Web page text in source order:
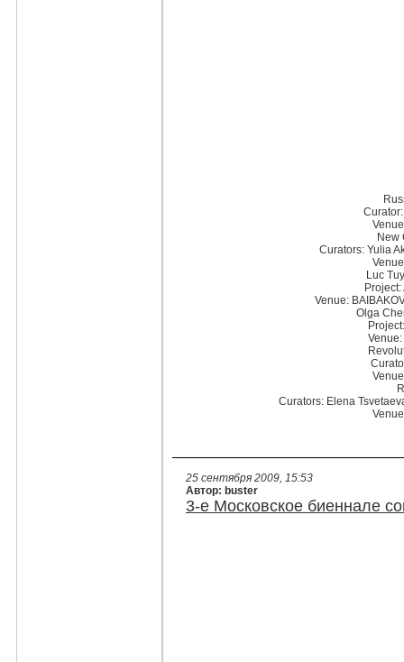
New
Curators: Yulia
Luc
Venue:
Olga
Curators: Elena
25 сентября 2009, 15:53
Автор: buster
3-е Московское биеннале